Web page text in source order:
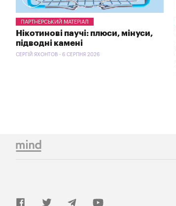
ПАРТНЕРСЬКИЙ МАТЕРІАЛ
Нікотинові паучі: плюси, мінуси,
підводні камені
СЕРГІЙ ЯХОНТОВ - 6 СЕРПНЯ 2026